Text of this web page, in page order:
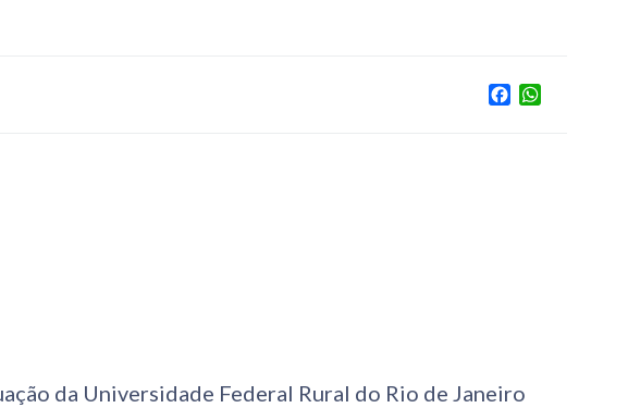
Facebook
da Universidade Federal Rural do Rio de Janeiro